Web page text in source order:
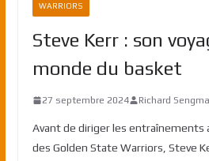
WARRIORS
Steve Kerr : son
monde du basket
27 septembre 2024 Richard
Avant de diriger les entraînements
des Golden State Warriors, Steve